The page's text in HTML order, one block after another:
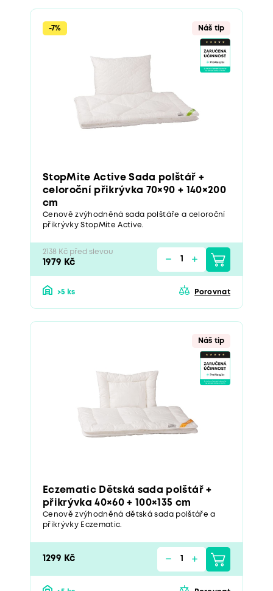
-7% Náš tip
StopMite Active Sada polštář +
celoroční přikrývka 70×90 + 140×200
cm
Cenově zvýhodněná sada polštáře a celoroční
přikrývky StopMite Active.
2138 Kč před slevou
1979 Kč
>5 ks Porovnat
Náš tip
Eczematic Dětská sada polštář +
přikrývka 40×60 + 100×135 cm
Cenově zvýhodněná dětská sada polštáře a
přikrývky Eczematic.
1299 Kč